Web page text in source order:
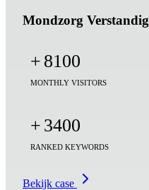
Mondzorg Verstandig
+ 8100
MONTHLY VISITORS
+ 3400
RANKED KEYWORDS
Bekijk case